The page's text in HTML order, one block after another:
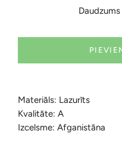
Daudzums
Materiāls: Lazurīts
Kvalitāte: A
Izcelsme: Afganistāna